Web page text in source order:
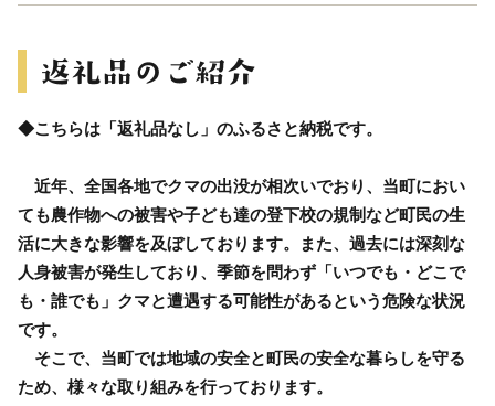
◆こちらは「返礼品なし」のふるさと納税です。
近年、全国各地でクマの出没が相次いでおり、当町におい
ても農作物への被害や子ども達の登下校の規制など町民の生
活に大きな影響を及ぼしております。また、過去には深刻な
人身被害が発生しており、季節を問わず「いつでも・どこで
も・誰でも」クマと遭遇する可能性があるという危険な状況
です。
そこで、当町では地域の安全と町民の安全な暮らしを守る
ため、様々な取り組みを行っております。